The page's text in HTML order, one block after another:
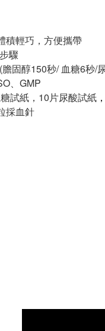
積輕巧，方便攜帶
驟
固醇150秒/ 血糖6秒/
、GMP
試紙，10片尿酸試紙 ，
採血針